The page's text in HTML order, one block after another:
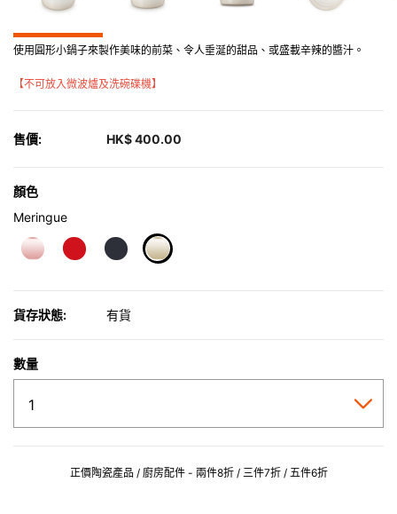
使用圓形小鍋子來製作美味的前菜、令人垂涎的甜品、或盛載辛辣的醬汁。
【不可放入微波爐及洗碗碟機】
售價: HK$ 400.00
顏色
Meringue
貨存狀態: 有貨
數量
正價陶瓷產品 / 廚房配件 - 兩件8折 / 三件7折 / 五件6折